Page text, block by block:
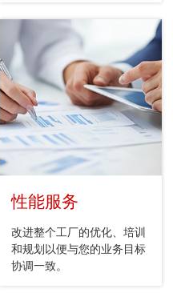
性能服务
改进整个工厂的优化、培训
和规划以便与您的业务目标
协调一致。